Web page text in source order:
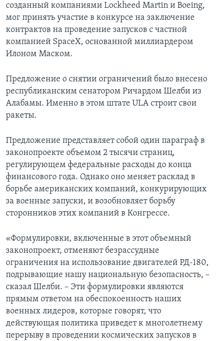
созданный компаниями Lockheed Martin и Boeing,
мог принять участие в конкурсе на заключение
контрактов на проведение запусков с частной
компанией SpaceX, основанной миллиардером
Илоном Маском.
Предложение о снятии ограничений было внесено
республиканским сенатором Ричардом Шелби из
Алабамы. Именно в этом штате ULA строит свои
ракеты.
Предложение представляет собой один параграф в
законопроекте объемом 2 тысячи страниц,
регулирующем федеральные расходы до конца
финансового года. Однако оно меняет расклад в
борьбе американских компаний, конкурирующих
за военные запуски, и возобновляет борьбу
сторонников этих компаний в Конгрессе.
«Формулировки, включенные в этот объемный
законопроект, отменяют безрассудные
ограничения на использование двигателей РД-180,
подрывающие нашу национальную безопасность, –
сказал Шелби. – Эти формулировки являются
прямым ответом на обеспокоенность наших
военных лидеров, которые говорят, что
действующая политика приведет к многолетнему
перерыву в проведении космических запусков в